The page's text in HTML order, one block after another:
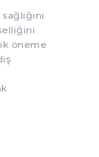
öneme